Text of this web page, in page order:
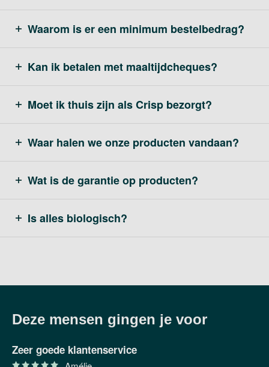
Waarom is er een minimum bestelbedrag?
Kan ik betalen met maaltijdcheques?
Moet ik thuis zijn als Crisp bezorgt?
Waar halen we onze producten vandaan?
Wat is de garantie op producten?
Is alles biologisch?
Deze mensen gingen je voor
Zeer goede klantenservice